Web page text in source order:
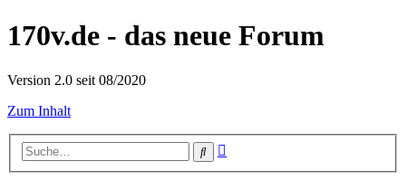
170v.de - das neue Forum
Version 2.0 seit 08/2020
Zum Inhalt
Suche